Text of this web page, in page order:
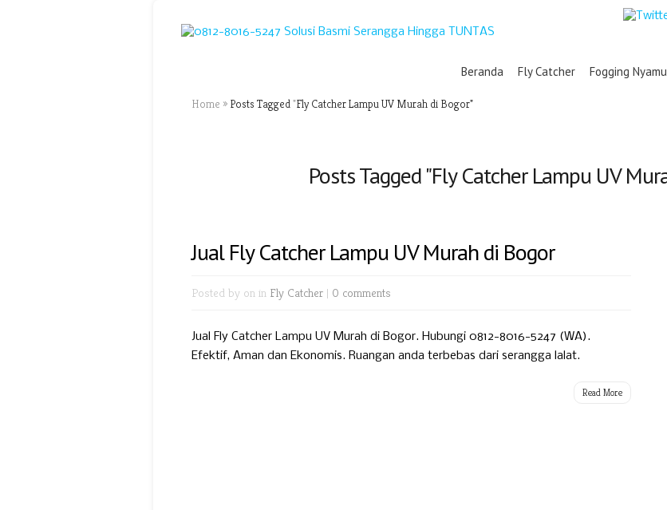
Beranda Fly Catcher Fogging
Home » Posts Tagged"Fly Catcher Lampu UV Murah di Bogor"
Posts Tagged "Fly Catcher Lampu UV
Jual Fly Catcher Lampu UV Murah di Bogor
Posted by on in Fly Catcher | 0 comments
Jual Fly Catcher Lampu UV Murah di Bogor. Hubungi 0812-8016-5247 (WA).
Efektif, Aman dan Ekonomis. Ruangan anda terbebas dari serangga lalat.
Read More